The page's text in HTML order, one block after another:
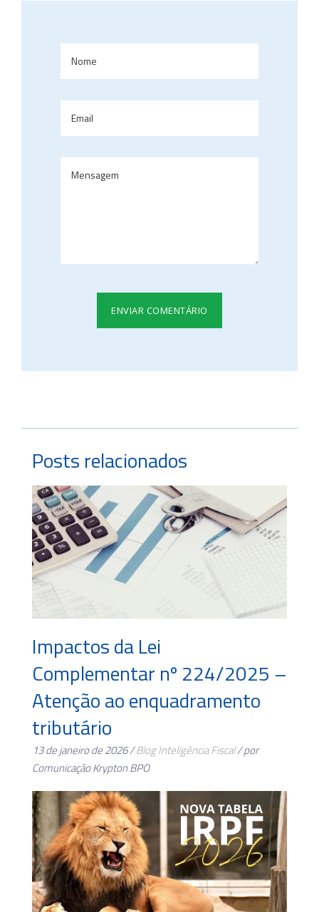
Posts relacionados
Impactos da Lei
Complementar nº 224/2025 –
Atenção ao enquadramento
tributário
13 de janeiro de 2026 /BlogInteligência Fiscal/ por
Comunicação Krypton BPO